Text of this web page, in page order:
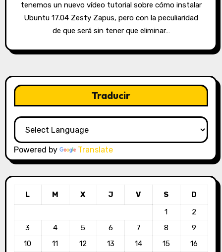
tenemos un nuevo vídeo tutorial sobre cómo instalar
Ubuntu 17.04 Zesty Zapus, pero con la peculiaridad
de que será sin tener que eliminar…
Traducir
Powered by Translate
L M X J V S
D
1
2
3
4 5 6 7 8
9
10
11 12 13 14 15
16